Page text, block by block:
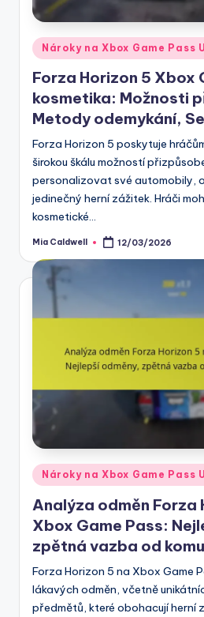
Posted
in
Nároky na Xbox Game Pass
Forza Horizon 5 Xbox
kosmetika: Možnosti
Metody odemykání,
Forza Horizon 5 poskytuje
širokou škálu možností
personalizovat své automobily,
jedinečný herní zážitek. Hráči
kosmetické…
Posted
Mia Caldwell 12/03/2026
Posted
in
Nároky na Xbox Game Pass
Analýza odměn Forza
Xbox Game Pass:
zpětná vazba od
Forza Horizon 5 na Xbox Game
lákavých odměn, včetně
předmětů, které obohacují herní